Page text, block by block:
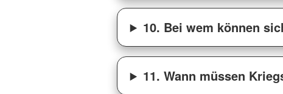
10. Bei wem können
11. Wann müssen